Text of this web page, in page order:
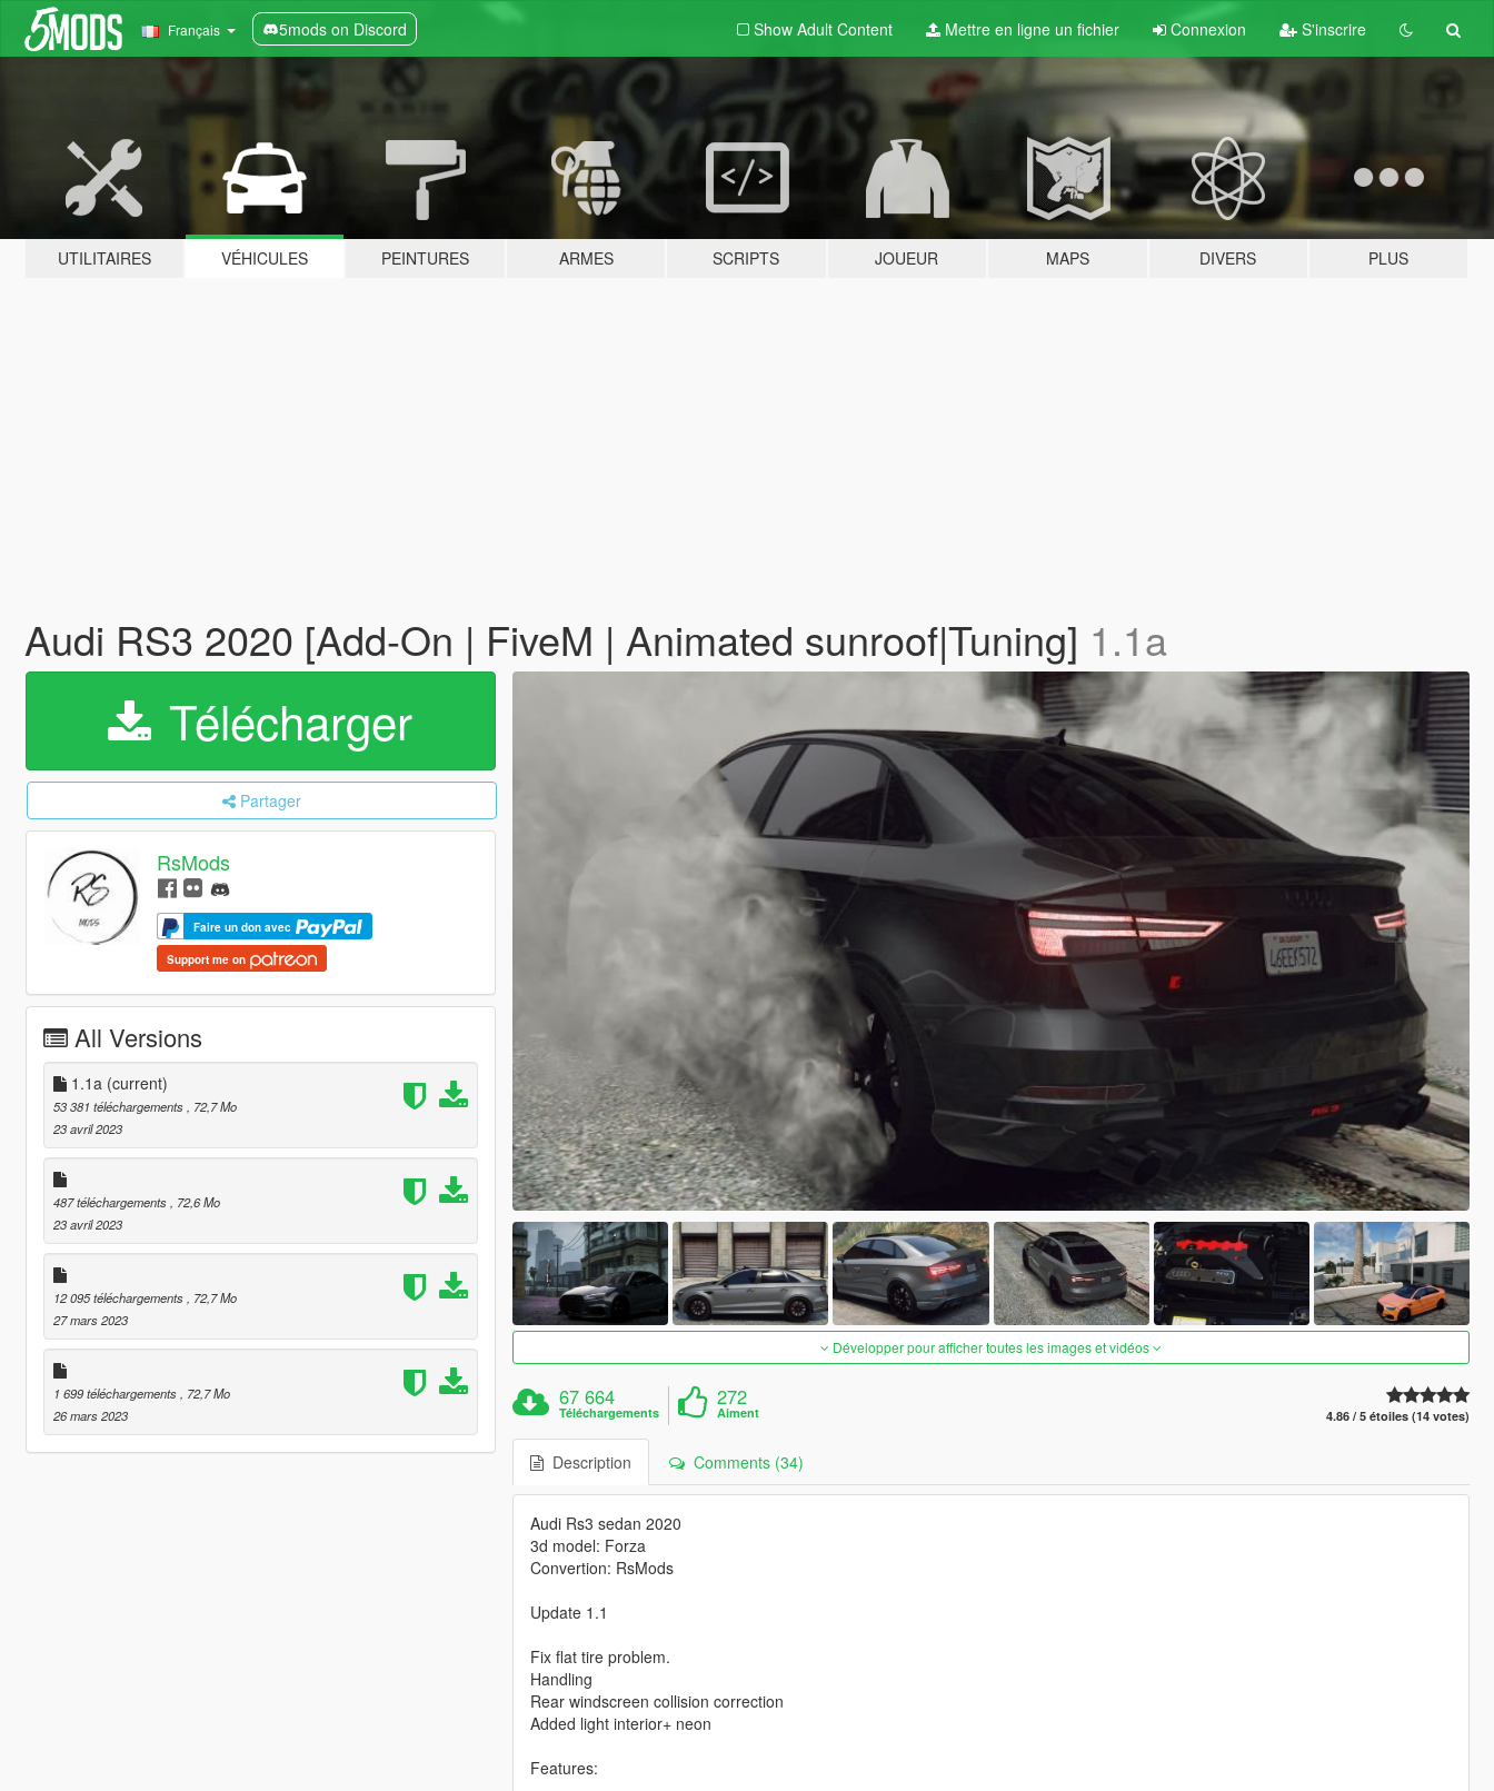
Français 5mods on Discord Show Adult Content Mettre en ligne un fichier Connexion S'inscrire
UTILITAIRES VÉHICULES PEINTURES ARMES SCRIPTS JOUEUR MAPS DIVERS PLUS
Audi RS3 2020 [Add-On | FiveM | Animated sunroof|Tuning] 1.1a
Télécharger
Partager
RsMods
Faire un don avec
Support me on
All Versions
1.1a (current)
53 381 téléchargements
, 72,7 Mo
23 avril 2023
487 téléchargements
, 72,6 Mo
23 avril 2023
12 095 téléchargements
, 72,7 Mo
27 mars 2023
1 699 téléchargements
, 72,7 Mo
26 mars 2023
Développer pour afficher toutes les images et vidéos
67 664
Téléchargements
272
Aiment 4.86 / 5 étoiles (14 votes)
Description Comments (34)
Audi Rs3 sedan 2020
3d model: Forza
Convertion: RsMods
Update 1.1
Fix flat tire problem.
Handling
Rear windscreen collision correction
Added light interior+ neon
Features: